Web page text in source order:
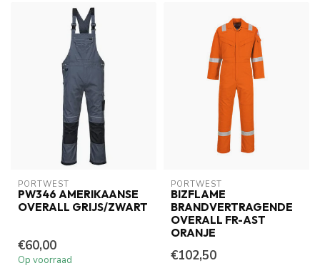
PORTWEST
PW346 AMERIKAANSE
OVERALL GRIJS/ZWART
€60,00
Op voorraad
PORTWEST
BIZFLAME
BRANDVERTRAGENDE
OVERALL FR-AST
ORANJE
€102,50